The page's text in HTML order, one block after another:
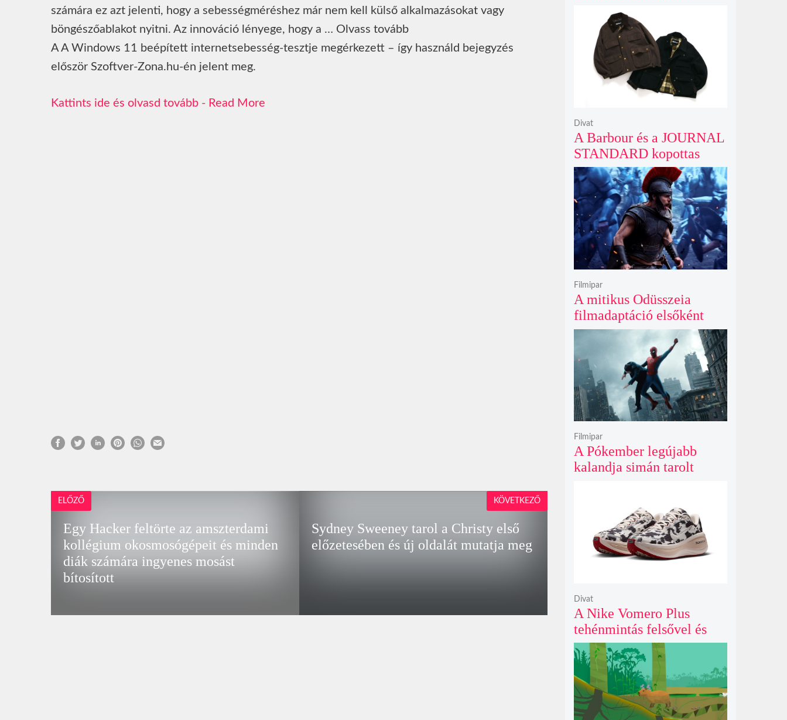
számára ez azt jelenti, hogy a sebességméréshez már nem kell külső alkalmazásokat vagy
böngészőablakot nyitni. Az innováció lényege, hogy a … Olvass tovább
A A Windows 11 beépített internetsebesség-tesztje megérkezett – így használd bejegyzés
először Szoftver-Zona.hu-én jelent meg.
Read More
ELŐZŐ
Egy Hacker feltörte az amszterdami
kollégium okosmosógépeit és minden
diák számára ingyenes mosást
bítosított
Sydney Sweeney tarol a Christy első
előzetesében és új oldalát mutatja meg
KÖVETKEZŐ
valójában fényes
galaxismagok óriási
távolságban
A Barbour és a JOURNAL
STANDARD kopottas
gyapjúkabátja most
rövidebb szabással tarol
Divat
A mitikus Odüsszeia
filmadaptáció elsőként
lépte át a bűvös
egymilliárd dolláros
álomhatárt a globális
mozipénztáraknál
Filmipar
A Pókember legújabb
kalandja simán tarolt
második hétvégéjén
Filmipar
A Nike Vomero Plus
tehénmintás felsővel és
vitorlavászon póniló
Swoosh-sal legelészik a
reflektorfényben
Divat